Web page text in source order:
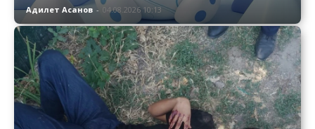
Адилет Асанов - 04.08.2026 10:13